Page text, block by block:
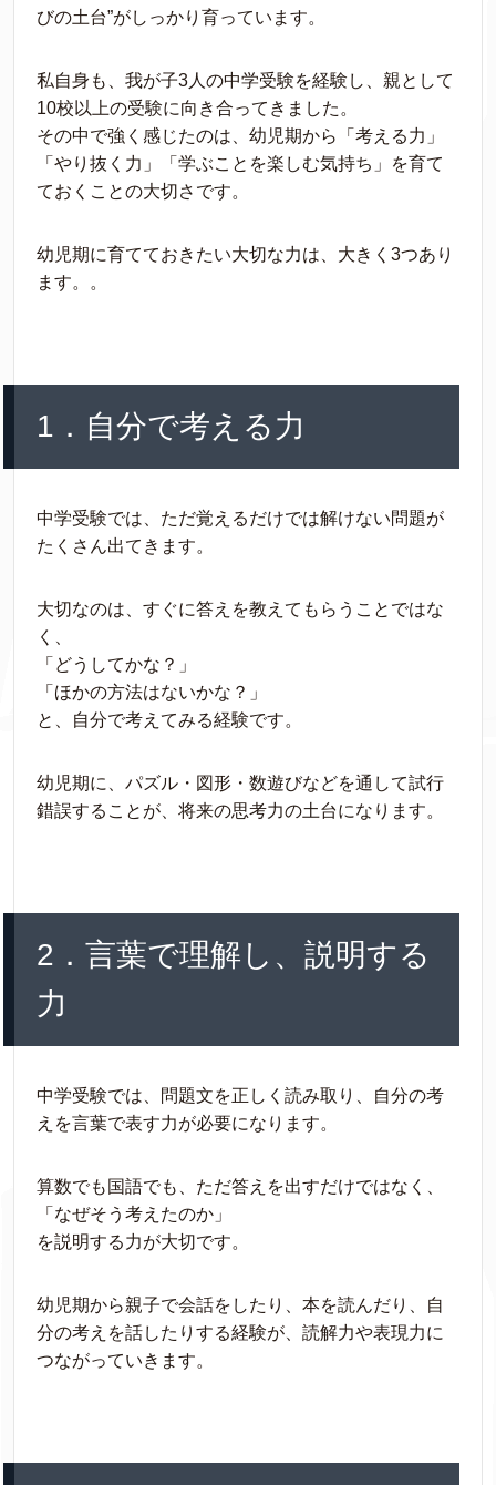
びの土台”がしっかり育っています。
私自身も、我が子3人の中学受験を経験し、親として
10校以上の受験に向き合ってきました。
その中で強く感じたのは、幼児期から「考える力」
「やり抜く力」「学ぶことを楽しむ気持ち」を育て
ておくことの大切さです。
幼児期に育てておきたい大切な力は、大きく3つあり
ます。。
1．自分で考える力
中学受験では、ただ覚えるだけでは解けない問題が
たくさん出てきます。
大切なのは、すぐに答えを教えてもらうことではな
く、
「どうしてかな？」
「ほかの方法はないかな？」
と、自分で考えてみる経験です。
幼児期に、パズル・図形・数遊びなどを通して試行
錯誤することが、将来の思考力の土台になります。
2．言葉で理解し、説明する
力
中学受験では、問題文を正しく読み取り、自分の考
えを言葉で表す力が必要になります。
算数でも国語でも、ただ答えを出すだけではなく、
「なぜそう考えたのか」
を説明する力が大切です。
幼児期から親子で会話をしたり、本を読んだり、自
分の考えを話したりする経験が、読解力や表現力に
つながっていきます。